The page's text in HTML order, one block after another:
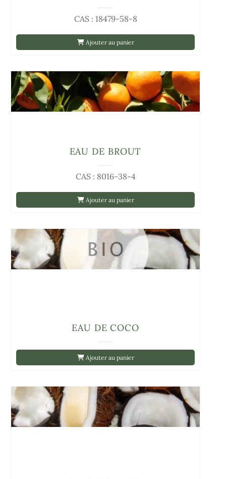
Ajouter au panier
CAS : 18479-58-8
Ajouter au panier
CAS : 8016-38-4
EAU DE BROUT
Ajouter au panier
EAU DE COCO